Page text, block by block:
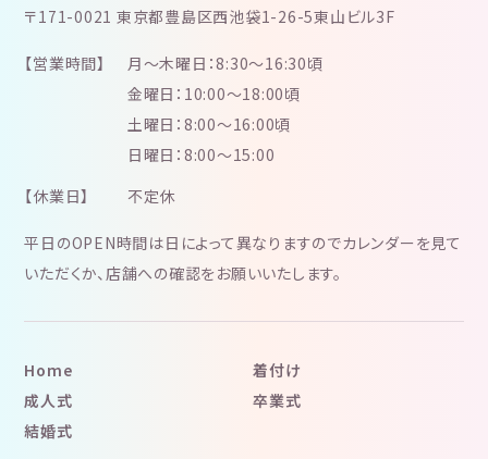
〒171-0021 東京都豊島区西池袋1-26-5東山ビル3F
【営業時間】
月～木曜日：8:30～16:30頃
金曜日：10:00～18:00頃
土曜日：8:00～16:00頃
日曜日：8:00～15:00
【休業日】
不定休
平日のOPEN時間は日によって異なりますのでカレンダーを見て
いただくか、店舗への確認をお願いいたします。
Home
着付け
成人式
卒業式
結婚式